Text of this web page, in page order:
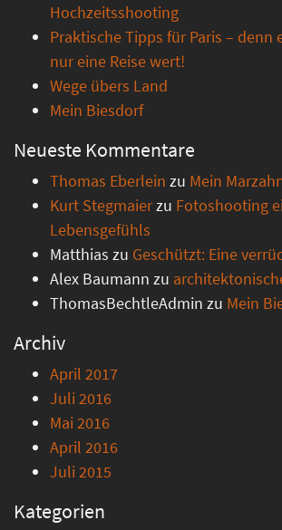
Hochzeitsshooting
Praktische Tipps für Paris – denn
nur eine Reise wert!
Wege übers Land
Mein Biesdorf
Neueste Kommentare
Thomas Eberlein zu Mein
Kurt Stegmaierzu Fotoshooting
Lebensgefühls
Matthias zu Geschützt: Eine
Alex Baumann zu
ThomasBechtleAdmin zu Mein
Archiv
April 2017
Juli 2016
Mai 2016
April 2016
Juli 2015
Kategorien